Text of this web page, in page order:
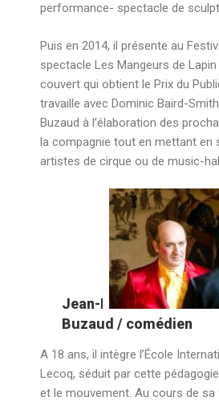
performance- spectacle de
Puis en 2014, il présente au
spectacle Les Mangeurs de
couvert qui obtient le Prix du
travaille avec Dominic Baird-
Buzaud à l’élaboration des
la compagnie tout en mettant en
artistes de cirque ou de music-
Jean-P
Buzaud / comédien
A 18 ans, il intègre l’École
Lecoq, séduit par cette
et le mouvement. Au cours de